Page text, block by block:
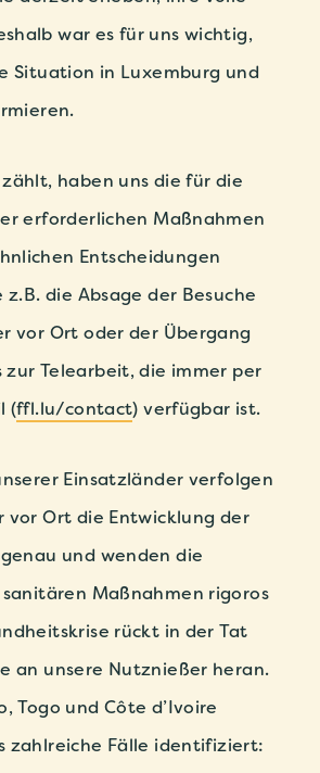
war es für uns wichtig,
Situation in Luxemburg und
haben uns die für die
erforderlichen Maßnahmen
Entscheidungen
die Absage der Besuche
vor Ort oder der Übergang
zur Telearbeit, die immer per
(ffl.lu/contact) verfügbar ist.
Einsatzländer verfolgen
vor Ort die Entwicklung der
und wenden die
Maßnahmen rigoros
rückt in der Tat
an unsere Nutznießer heran.
Togo und Côte d’Ivoire
zahlreiche Fälle identifiziert: